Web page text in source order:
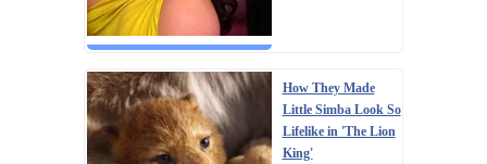
How They Made
Little Simba Look So
Lifelike in 'The Lion
King'